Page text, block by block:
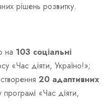
рішень розвитку.
на 103 соціальні
«Час діяти, Україно!»;
20 адаптивних
програмі «Час діяти,